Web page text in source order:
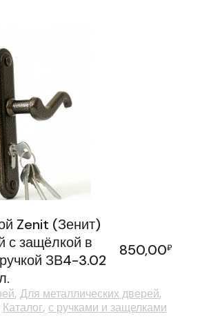
Zenit (Зенит)
с защёлкой в
ЗВ4-3.02
850,00₽
Для металлических дверей
Каталог с ручками и защелками